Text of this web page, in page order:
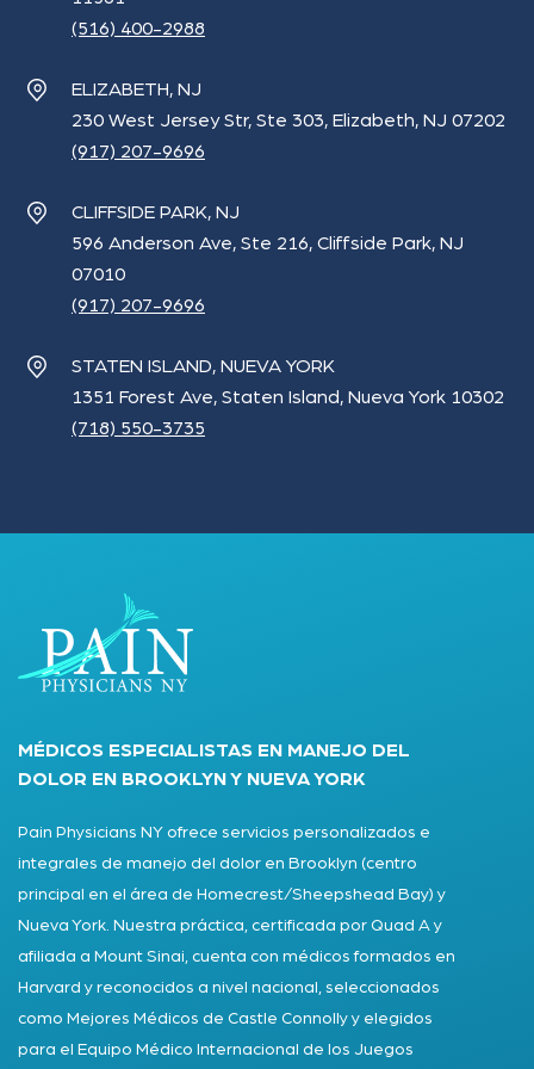
(516) 400-2988
ELIZABETH, NJ
230 West Jersey Str, Ste 303, Elizabeth, NJ 07202
(917) 207-9696
CLIFFSIDE PARK, NJ
596 Anderson Ave, Ste 216, Cliffside Park, NJ
07010
(917) 207-9696
STATEN ISLAND, NUEVA YORK
1351 Forest Ave, Staten Island, Nueva York 10302
(718) 550-3735
MÉDICOS ESPECIALISTAS EN MANEJO DEL
DOLOR EN BROOKLYN Y NUEVA YORK
Pain Physicians NY ofrece servicios personalizados e
integrales de manejo del dolor en Brooklyn (centro
principal en el área de Homecrest/Sheepshead Bay) y
Nueva York. Nuestra práctica, certificada por Quad A y
afiliada a Mount Sinai, cuenta con médicos formados en
Harvard y reconocidos a nivel nacional, seleccionados
como Mejores Médicos de Castle Connolly y elegidos
para el Equipo Médico Internacional de los Juegos